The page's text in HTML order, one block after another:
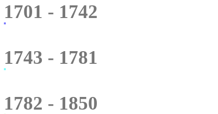
1701 - 1742
1743 - 1781
1782 - 1850